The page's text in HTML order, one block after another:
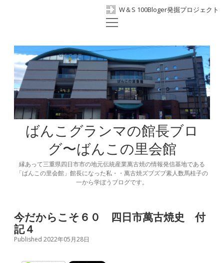
W＆S 100Bloger発掘プロジェクト
ホーム
プロフィール
BANKO300th
ばんこの里会館
facebook
open
ばんこグランマの館長ブロ
グ〜ばんこの里会館
縁あって三重県四日市市の地元伝統産業萬古焼の情報発信基地である
「ばんこの里会館」館長になった私・・萬古焼ズブズブ素人数馬桂子の
一から学ぼうブログです。
今だからこそ６０ 四日市萬古焼史 付
記４
Published 2022年05月28日